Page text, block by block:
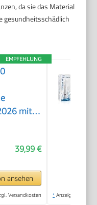
da sie das Material
gesundheitsschädlich
EMPFEHLUNG
mit
39,99 €
ansehen
Versandkosten * Anzeige